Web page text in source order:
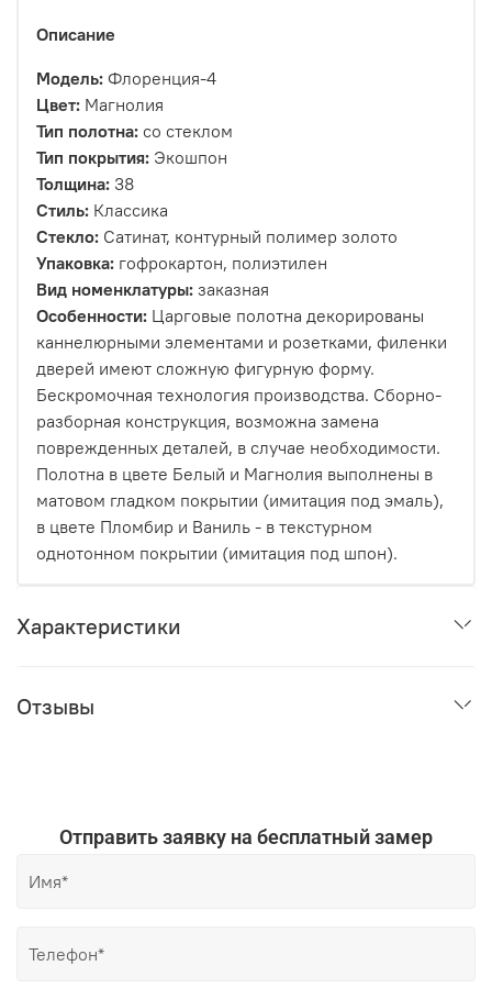
Описание
Модель: Флоренция-4
Цвет: Магнолия
Тип полотна: со стеклом
Тип покрытия: Экошпон
Толщина: 38
Стиль: Классика
Стекло: Сатинат, контурный полимер золото
Упаковка: гофрокартон, полиэтилен
Вид номенклатуры: заказная
Особенности: Царговые полотна декорированы
каннелюрными элементами и розетками, филенки
дверей имеют сложную фигурную форму.
Бескромочная технология производства. Сборно-
разборная конструкция, возможна замена
поврежденных деталей, в случае необходимости.
Полотна в цвете Белый и Магнолия выполнены в
матовом гладком покрытии (имитация под эмаль),
в цвете Пломбир и Ваниль - в текстурном
однотонном покрытии (имитация под шпон).
Характеристики
Отзывы
Отправить заявку на бесплатный замер